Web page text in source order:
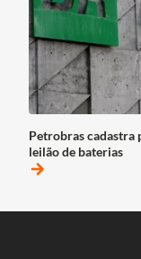
Petrobras cadastra
leilão de baterias
arrow_forward